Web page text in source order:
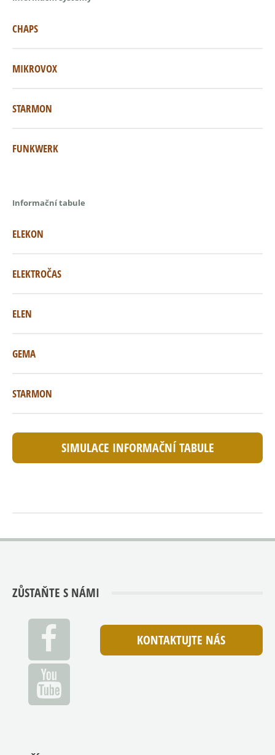
CHAPS
MIKROVOX
STARMON
FUNKWERK
Informační tabule
ELEKON
ELEKTROČAS
ELEN
GEMA
STARMON
SIMULACE INFORMAČNÍ TABULE
ZŮSTAŇTE S NÁMI
KONTAKTUJTE NÁS